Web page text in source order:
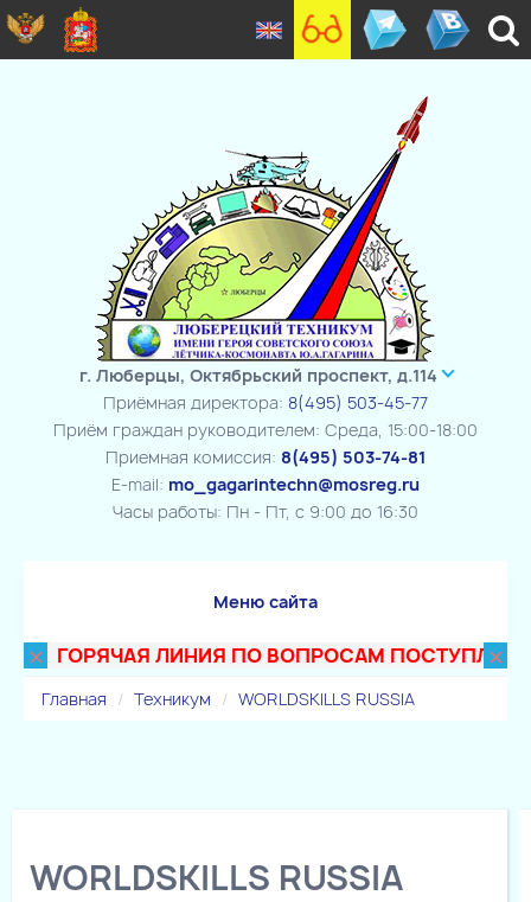
г. Люберцы, Октябрьский проспект, д.114
Приёмная директора: 8(495) 503-45-77
Приём граждан руководителем: Среда, 15:00-18:00
Приемная комиссия: 8(495) 503-74-81
E-mail: mo_gagarintechn@mosreg.ru
Часы работы: Пн - Пт, с 9:00 до 16:30
Меню сайта
× ГОРЯЧАЯ ЛИНИЯ ПО ВОПРОСАМ ПОСТУПЛЕНИЯ
×
Главная Техникум WORLDSKILLS RUSSIA
WORLDSKILLS RUSSIA